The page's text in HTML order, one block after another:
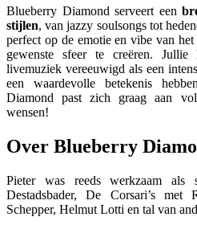
Blueberry Diamond serveert een
stijlen, van jazzy soulsongs tot
perfect op de emotie en vibe van
gewenste sfeer te creëren.
livemuziek vereeuwigd als een
een waardevolle betekenis
Diamond past zich graag aan
wensen!
Over Blueberry
Pieter was reeds werkzaam als
Destadsbader, De Corsari’s met
Schepper, Helmut Lotti en tal van